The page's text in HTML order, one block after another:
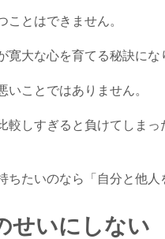
ことはできません。
寛大な心を育てる秘訣にな
いことではありません。
較しすぎると負けてしま
ちたいのなら「自分と他人
せいにしない